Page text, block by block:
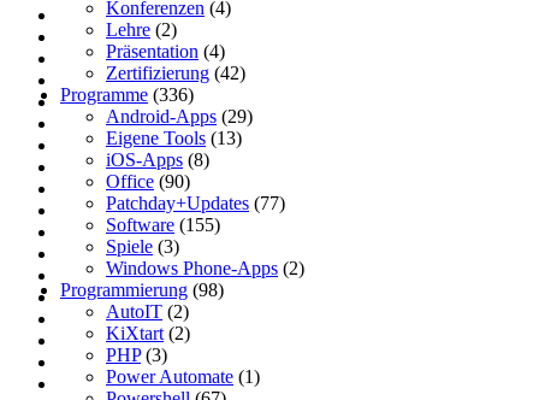
Konferenzen (4)
Lehre (2)
Präsentation (4)
Zertifizierung (42)
Programme (336)
Android-Apps (29)
Eigene Tools (13)
iOS-Apps (8)
Office (90)
Patchday+Updates (77)
Software (155)
Spiele (3)
Windows Phone-Apps (2)
Programmierung (98)
AutoIT (2)
KiXtart (2)
PHP(3)
Power Automate (1)